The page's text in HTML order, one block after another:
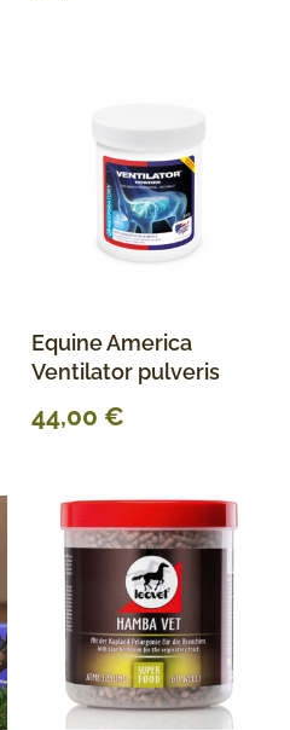
Equine America
Ventilator pulveris
44,00 €